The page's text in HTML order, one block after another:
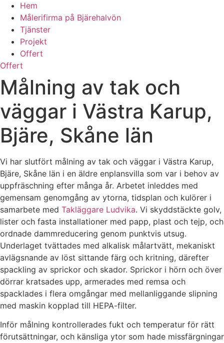
Hem
Målerifirma på Bjärehalvön
Tjänster
Projekt
Offert
Offert
Målning av tak och
väggar i Västra Karup,
Bjäre, Skåne län
Vi har slutfört målning av tak och väggar i Västra Karup,
Bjäre, Skåne län i en äldre enplansvilla som var i behov av
uppfräschning efter många år. Arbetet inleddes med
gemensam genomgång av ytorna, tidsplan och kulörer i
samarbete med Takläggare Ludvika. Vi skyddstäckte golv,
lister och fasta installationer med papp, plast och tejp, och
ordnade dammreducering genom punktvis utsug.
Underlaget tvättades med alkalisk målartvätt, mekaniskt
avlägsnande av löst sittande färg och kritning, därefter
spackling av sprickor och skador. Sprickor i hörn och över
dörrar kratsades upp, armerades med remsa och
spacklades i flera omgångar med mellanliggande slipning
med maskin kopplad till HEPA-filter.
Inför målning kontrollerades fukt och temperatur för rätt
förutsättningar, och känsliga ytor som hade missfärgningar